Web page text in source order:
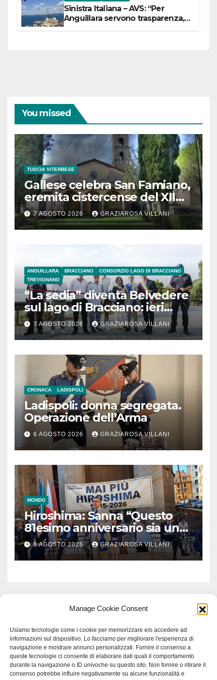
Manage Cookie Consent
Usiamo tecnologie come i cookie per memorizzare e/o accedere ad
informazioni sul dispositivo. Lo facciamo per migliorare l'esperienza di
navigazione e mostrare annunci personalizzati. Fornire il consenso a
queste tecnologie ci consente di elaborare dati quali il comportamento
durante la navigazione o ID univoche su questo sito. Non fornire o ritirare il
consenso potrebbe influire negativamente su alcune funzionalità e
Sinistra Italiana – AVS: “Per
Anguillara servono trasparenza,
You missed
TUSCIA VITERBESE
Gallese celebra San Famiano,
eremita cistercense del XII
secolo
7 AGOSTO 2026 GRAZIAROSA VILLANI
ANGUILLARA BRACCIANO
CONSORZIO LAGO DI BRACCIANO
TREVIGNANO
“La sedia” diventa Belvedere
sul lago di Bracciano: ieri
l’inaugurazione
7 AGOSTO 2026 GRAZIAROSA VILLANI
CRONACA LADISPOLI
Ladispoli: donna segregata.
Operazione dell’Arma
6 AGOSTO 2026 GRAZIAROSA VILLANI
MONDO
Hiroshima: Sanna “Questo
81esimo anniversario sia un
monito per tutti”
6 AGOSTO 2026 GRAZIAROSA VILLANI